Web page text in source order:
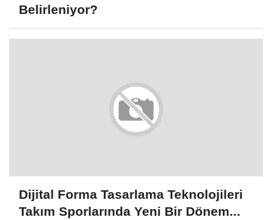
Belirleniyor?
Dijital Forma Tasarlama Teknolojileri
Takım Sporlarında Yeni Bir Dönem...